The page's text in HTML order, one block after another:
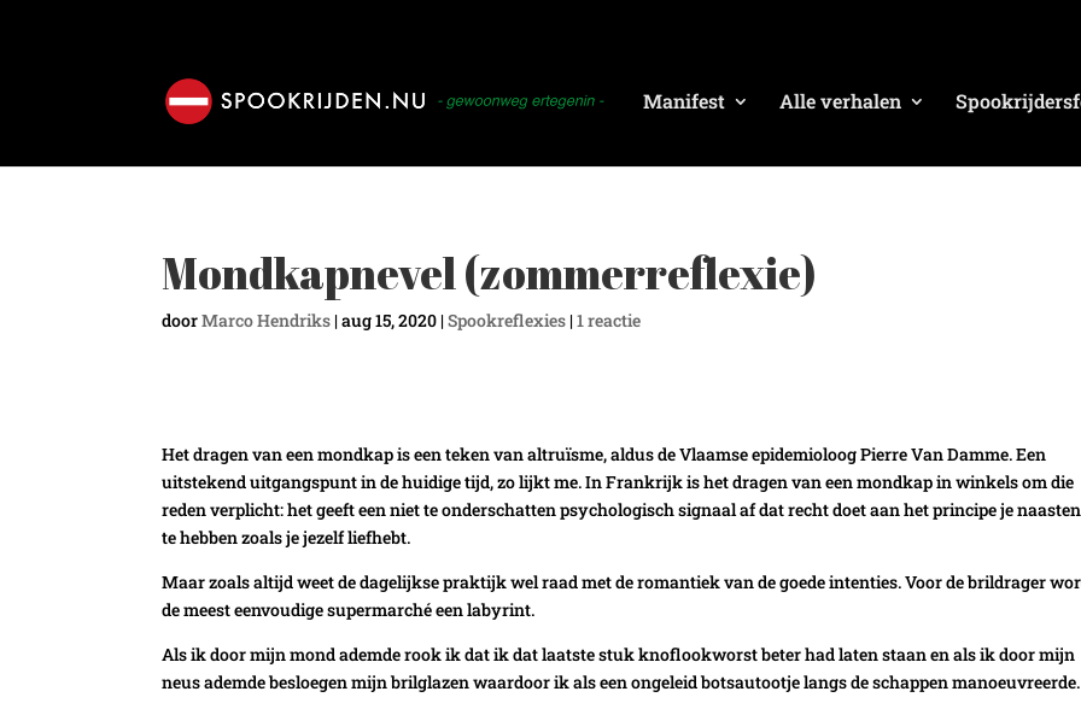
Manifest Alle verhalen
Mondkapnevel (zommerreflexie)
doorMarco Hendriks |aug 15, 2020 |Spookreflexies |1 reactie
Het dragen van een mondkap is een teken van altruïsme, aldus de Vlaamse epidemioloog Pierre Van Damme. Een
uitstekend uitgangspunt in de huidige tijd, zo lijkt me. In Frankrijk is het dragen van een mondkap in winkels om die
reden verplicht: het geeft een niet te onderschatten psychologisch signaal af dat recht doet aan het principe je
te hebben zoals je jezelf liefhebt.
Maar zoals altijd weet de dagelijkse praktijk wel raad met de romantiek van de goede intenties. Voor de brildrager
de meest eenvoudige supermarché een labyrint.
Als ik door mijn mond ademde rook ik dat ik dat laatste stuk knoflookworst beter had laten staan en als ik door mijn
neus ademde besloegen mijn brilglazen waardoor ik als een ongeleid botsautootje langs de schappen manoeuvreerde.